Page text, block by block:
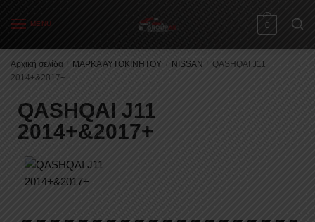
MENU 0
Αρχική σελίδα ΜΑΡΚΑ ΑΥΤΟΚΙΝΗΤΟΥ NISSAN
QASHQAI J11
2014+&2017+
QASHQAI J11
2014+&2017+